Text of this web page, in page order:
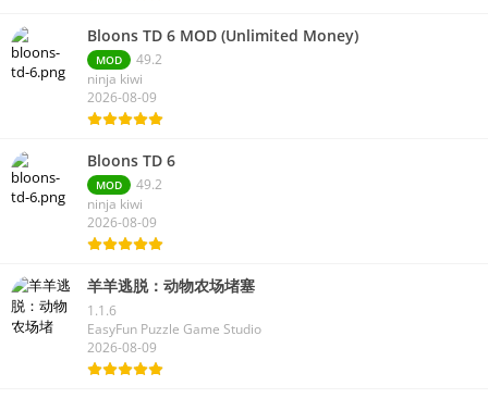
Bloons TD 6 MOD (Unlimited Money)
MOD
49.2
ninja kiwi
Bloons TD 6
MOD
49.2
ninja kiwi
羊羊逃脱：动物农场堵塞
1.1.6
EasyFun Puzzle Game Studio